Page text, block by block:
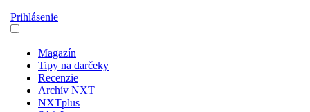
Prihlásenie
Magazín
Tipy na darčeky
Recenzie
Archív NXT
NXTplus